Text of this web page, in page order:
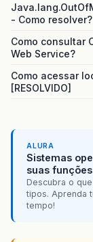
- Como resolver?
Como consultar
Web Service?
Como acessar
[RESOLVIDO]
ALURA
Sistemas
suas funções
Descubra o
tipos. Aprenda
tempo!